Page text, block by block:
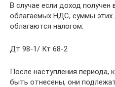
В случае если доход
облагаемых НДС, суммы этих
облагаются налогом:
Дт 98-1/ Кт 68-2
После наступления
быть отнесены, они